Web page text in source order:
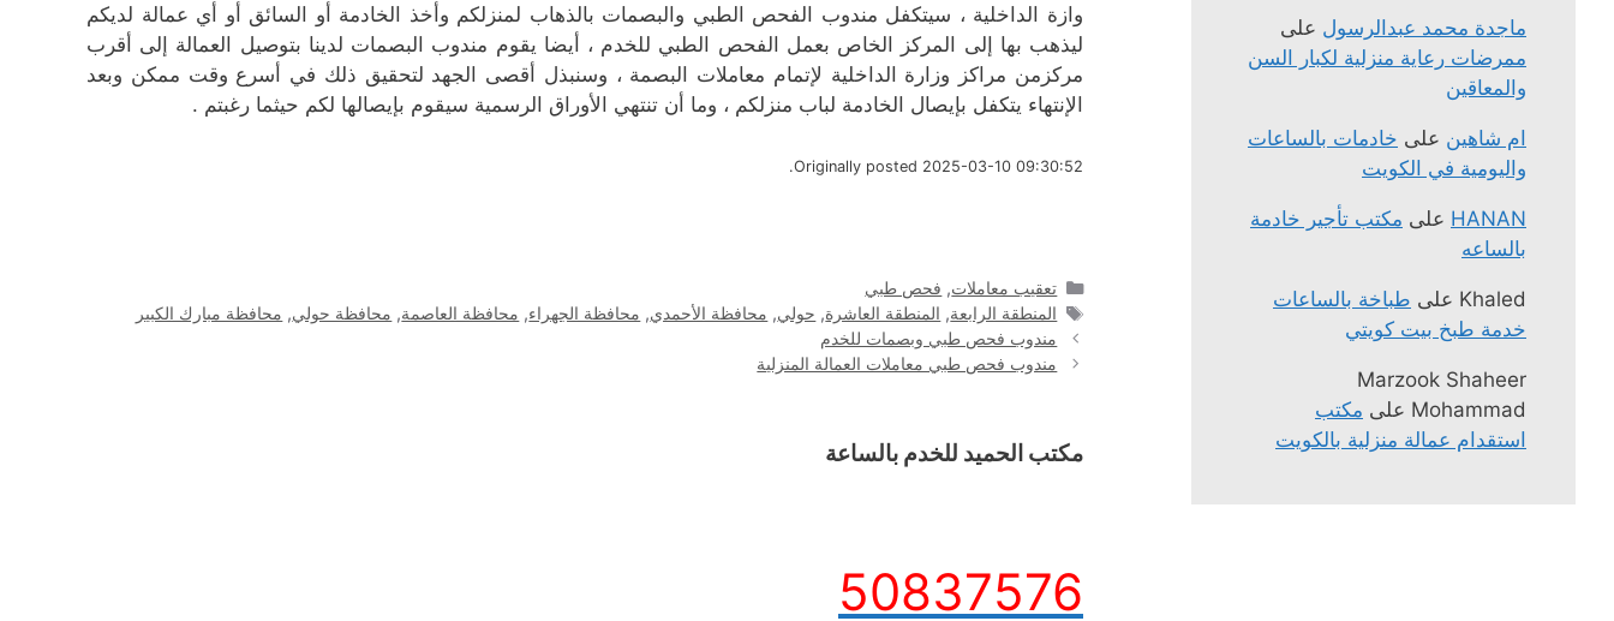
وازة الداخلية ، سيتكفل مندوب الفحص الطبي والبصمات بالذهاب لمنزلكم وأخذ الخادمة أو السائق أو أي عمالة لديكم
ليذهب بها إلى المركز الخاص بعمل الفحص الطبي للخدم ، أيضا يقوم مندوب البصمات لدينا بتوصيل العمالة إلى أقرب
مركزمن مراكز وزارة الداخلية لإتمام معاملات البصمة ، وسنبذل أقصى الجهد لتحقيق ذلك في أسرع وقت ممكن وبعد
الإنتهاء يتكفل بإيصال الخادمة لباب منزلكم ، وما أن تنتهي الأوراق الرسمية سيقوم بإيصالها لكم حيثما رغبتم .
Originally posted 2025-03-10 09:30:52.
التصنيفات
تعقيب معاملات, فحص طبي
الوسوم
المنطقة الرابعة, المنطقة العاشرة, حولي, محافظة الأحمدي, محافظة الجهراء, محافظة العاصمة, محافظة حولي, محافظة مبارك الكبير
مندوب فحص طبي وبصمات للخدم
مندوب فحص طبي معاملات العمالة المنزلية
مكتب الحميد للخدم بالساعة
50837576
ماجدة محمد عبدالرسول على
ممرضات رعاية منزلية لكبار السن
والمعاقين
ام شاهين على خادمات بالساعات
واليومية في الكويت
HANAN على مكتب تأجير خادمة
بالساعه
Khaled على طباخة بالساعات
خدمة طبخ بيت كويتي
Marzook Shaheer
Mohammad على مكتب
استقدام عمالة منزلية بالكويت